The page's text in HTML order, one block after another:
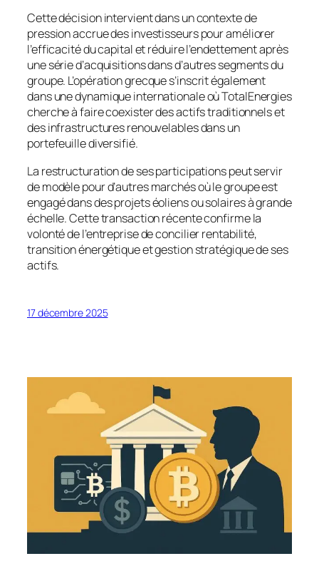
Cette décision intervient dans un contexte de
pression accrue des investisseurs pour améliorer
l’efficacité du capital et réduire l’endettement après
une série d’acquisitions dans d’autres segments du
groupe. L’opération grecque s’inscrit également
dans une dynamique internationale où TotalEnergies
cherche à faire coexister des actifs traditionnels et
des infrastructures renouvelables dans un
portefeuille diversifié.
La restructuration de ses participations peut servir
de modèle pour d’autres marchés où le groupe est
engagé dans des projets éoliens ou solaires à grande
échelle. Cette transaction récente confirme la
volonté de l’entreprise de concilier rentabilité,
transition énergétique et gestion stratégique de ses
actifs.
17 décembre 2025